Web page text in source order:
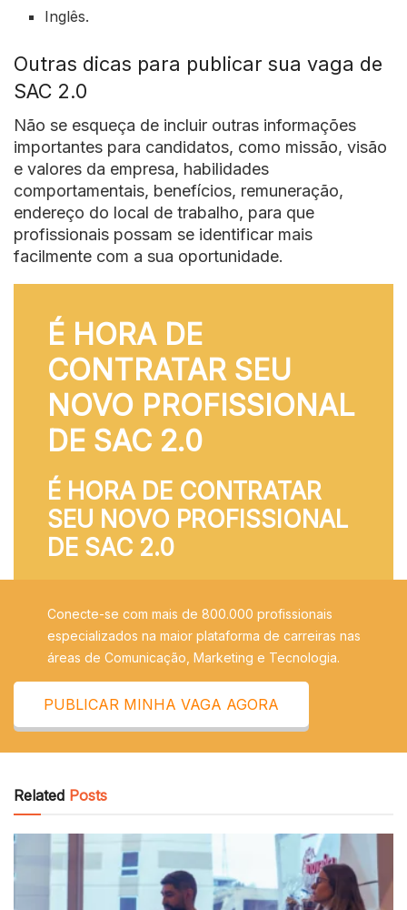
Inglês.
Outras dicas para publicar sua vaga de
SAC 2.0
Não se esqueça de incluir outras informações
importantes para candidatos, como missão, visão
e valores da empresa, habilidades
comportamentais, benefícios, remuneração,
endereço do local de trabalho, para que
profissionais possam se identificar mais
facilmente com a sua oportunidade.
É HORA DE
CONTRATAR SEU
NOVO PROFISSIONAL
DE SAC 2.0
É HORA DE CONTRATAR
SEU NOVO PROFISSIONAL
DE SAC 2.0
Conecte-se com mais de 800.000 profissionais
especializados na maior plataforma de carreiras nas
áreas de Comunicação, Marketing e Tecnologia.
PUBLICAR MINHA VAGA AGORA
Related Posts